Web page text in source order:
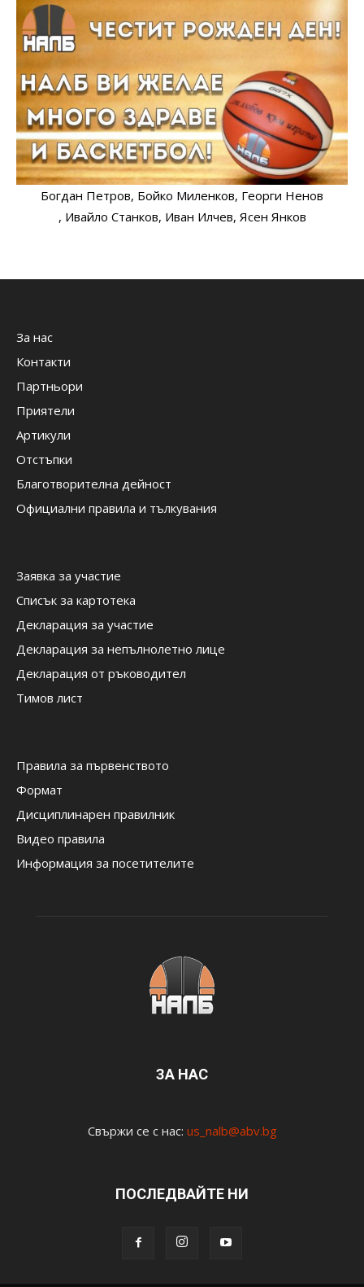
Богдан Петров, Бойко Миленков, Георги Ненов
, Ивайло Станков, Иван Илчев, Ясен Янков
За нас
Контакти
Партньори
Приятели
Артикули
Отстъпки
Благотворителна дейност
Официални правила и тълкувания
Заявка за участие
Списък за картотека
Декларация за участие
Декларация за непълнолетно лице
Декларация от ръководител
Тимов лист
Правила за първенството
Формат
Дисциплинарен правилник
Видео правила
Информация за посетителите
ЗА НАС
Свържи се с нас: us_nalb@abv.bg
ПОСЛЕДВАЙТЕ НИ